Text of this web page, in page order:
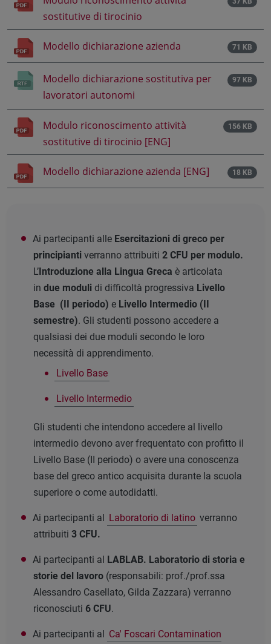
sostitutive di tirocinio
Modello dichiarazione azienda 71 KB
Modello dichiarazione sostitutiva per
lavoratori autonomi
97 KB
Modulo riconoscimento attività
sostitutive di tirocinio [ENG]
156 KB
Modello dichiarazione azienda [ENG] 18 KB
Ai partecipanti alle Esercitazioni di greco per
principianti verranno attribuiti 2 CFU per modulo.
L’ Introduzione alla Lingua Greca è articolata
in due moduli di difficoltà progressiva Livello
Base (II periodo) e Livello Intermedio (II
semestre). Gli studenti possono accedere a
qualsiasi dei due moduli secondo le loro
necessità di apprendimento.
Livello Base
Livello Intermedio
​​​​​​​​​​​​​​​​​​​​​Gli studenti che intendono accedere al livello
intermedio devono aver frequentato con profitto il
Livello Base (II periodo) o avere una conoscenza
base del greco antico acquisita durante la scuola
superiore o come autodidatti.
Ai partecipanti al Laboratorio di latino verranno
attribuiti 3 CFU.
Ai partecipanti al
LABLAB. Laboratorio di storia e
storie del lavoro (responsabili: prof./prof.ssa
Alessandro Casellato, Gilda Zazzara) verranno
riconosciuti 6 CFU.
Ai partecipanti al
Ca' Foscari Contamination